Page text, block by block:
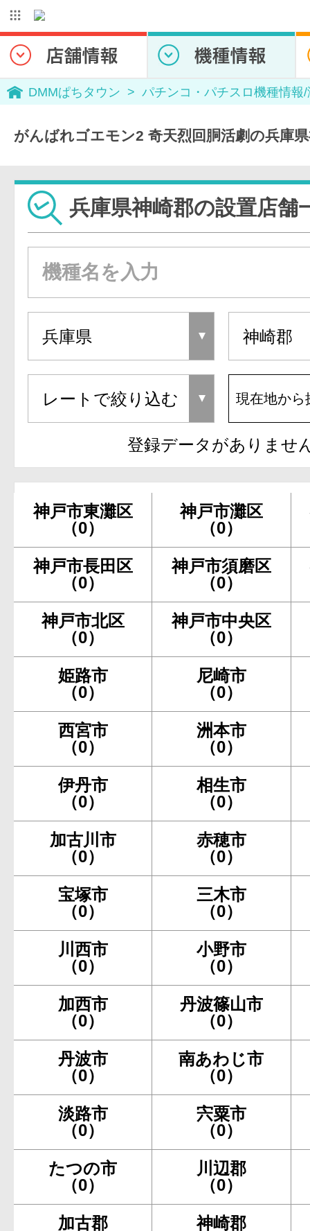
DMMぱちタウン パチンコ・パチスロ機種情報
がんばれゴエモン2 奇天烈回胴活劇の兵庫
兵庫県神崎郡の設置店舗
現在地から
登録データがありませ
神戸市東灘区
（0）
神戸市灘区
（0）
神戸市長田区
（0）
神戸市須磨区
（0）
神戸市北区
（0）
神戸市中央区
（0）
姫路市
（0）
尼崎市
（0）
西宮市
（0）
洲本市
（0）
伊丹市
（0）
相生市
（0）
加古川市
（0）
赤穂市
（0）
宝塚市
（0）
三木市
（0）
川西市
（0）
小野市
（0）
加西市
（0）
丹波篠山市
（0）
丹波市
（0）
南あわじ市
（0）
淡路市
（0）
宍粟市
（0）
たつの市
（0）
川辺郡
（0）
加古郡
神崎郡